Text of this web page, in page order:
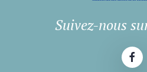
Suivez-nous